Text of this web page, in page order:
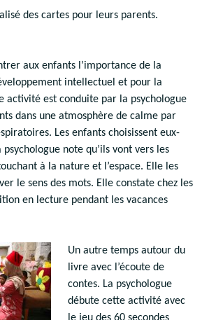
des cartes pour leurs parents.
aux enfants l’importance de la
intellectuel et pour la
activité est conduite par la psychologue
dans une atmosphère de calme par
Les enfants choisissent eux-
note qu’ils vont vers les
à la nature et l’espace. Elle les
le sens des mots. Elle constate chez les
en lecture pendant les vacances
Un autre temps autour du
livre avec l’écoute de
contes. La psychologue
débute cette activité avec